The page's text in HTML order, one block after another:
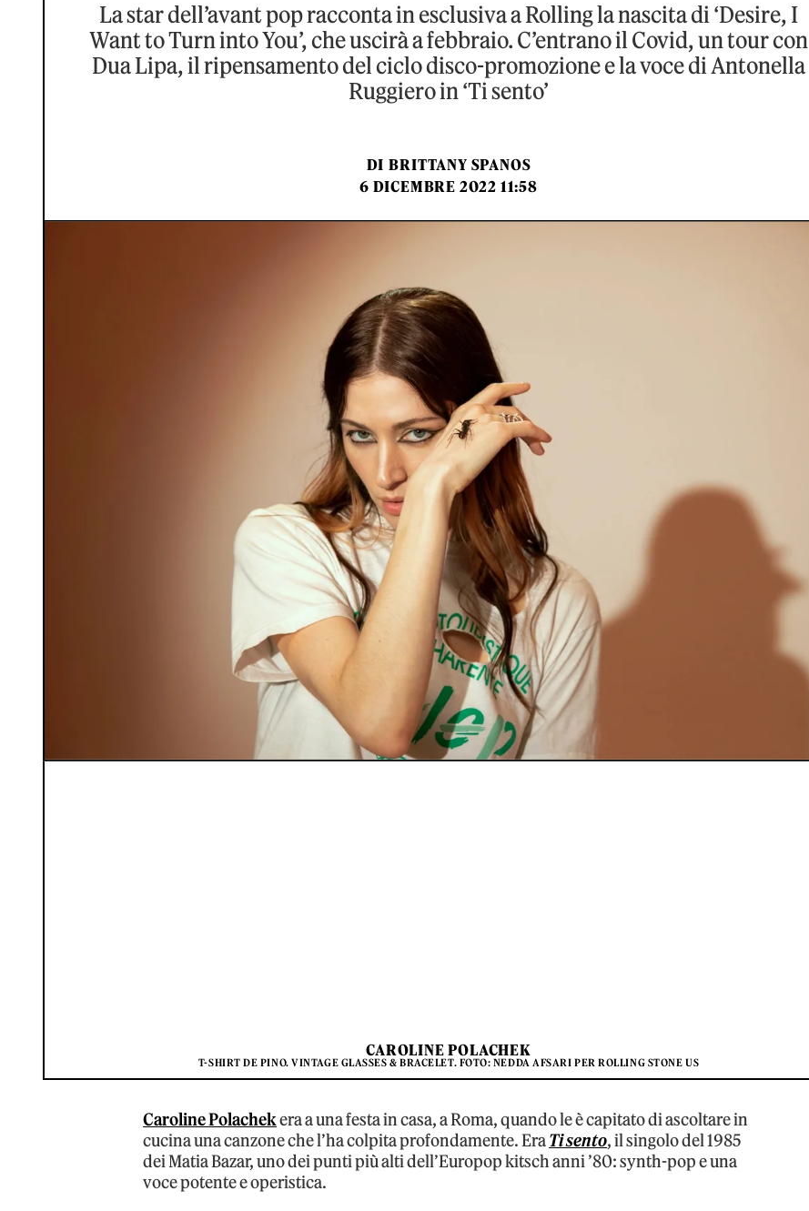
La star dell’avant pop racconta in esclusiva a Rolling la nascita di ‘Desire, I
Want to Turn into You’, che uscirà a febbraio. C’entrano il Covid, un tour con
Dua Lipa, il ripensamento del ciclo disco-promozione e la voce di Antonella
Ruggiero in ‘Ti sento’
DI BRITTANY SPANOS
6 DICEMBRE 2022 11:58
CAROLINE POLACHEK
T-SHIRT DE PINO. VINTAGE GLASSES & BRACELET. FOTO: NEDDA AFSARI PER ROLLING STONE US
Caroline Polachekera a una festa in casa, a Roma, quando le è capitato di ascoltare in
cucina una canzone che l’ha colpita profondamente. EraTi sento, il singolo del 1985
dei Matia Bazar, uno dei punti più alti dell’Europop kitsch anni ’80: synth-pop e una
voce potente e operistica.